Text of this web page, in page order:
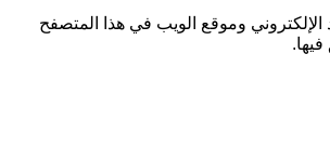
الإلكتروني وموقع الويب في هذا المتصفح